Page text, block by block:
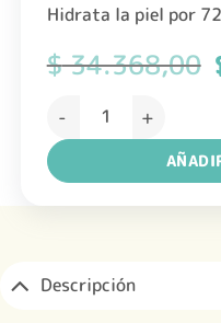
Hidrata la piel por
$34.368,00
Dermaglos Facial
Descripción